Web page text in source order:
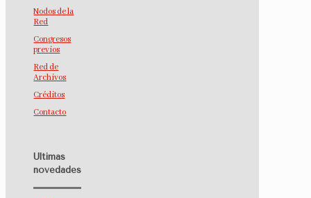
Nodos de la
Red
Congresos
previos
Red de
Archivos
Créditos
Contacto
Últimas
novedades